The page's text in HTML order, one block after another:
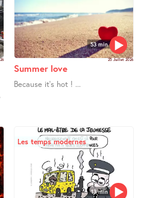
53 min
25 Juillet 2026
Summer love
Because it’s hot ! ...
13 min
Les temps modernes